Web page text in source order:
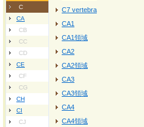
C
CA
CB
CC
CD
CE
CF
CG
CH
CI
CJ
C7 vertebra
CA1
CA1領域
CA2
CA2領域
CA3
CA3領域
CA4
CA4領域